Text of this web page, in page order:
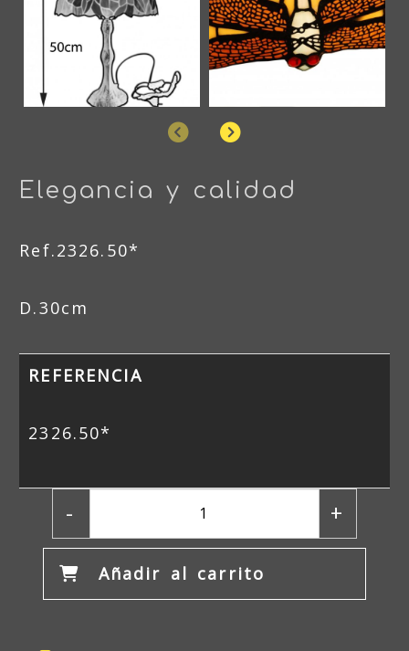
AnteriorSiguiente
Elegancia y calidad
Ref.2326.50*
D.30cm
REFERENCIA
2326.50*
- +
Añadir al carrito